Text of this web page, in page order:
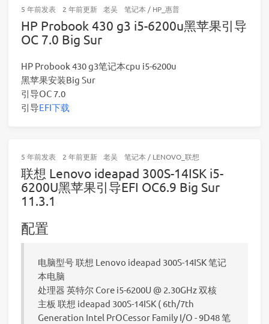
5 年前发表 2 年前更新 老吴 笔记本/ HP_惠普
HP Probook 430 g3 i5-6200u黑苹果引导
OC 7.0 Big Sur
HP Probook 430 g3笔记本cpu i5-6200u
黑苹果安装Big Sur
引导OC 7.0
引导EFI下载
5 年前发表 2 年前更新 老吴 笔记本/ LENOVO_联想
联想 Lenovo ideapad 300S-14ISK i5-
6200U黑苹果引导EFI OC6.9 Big Sur
11.3.1
配置
电脑型号 联想 Lenovo ideapad 300S-14ISK 笔记
本电脑
处理器 英特尔 Core i5-6200U @ 2.30GHz 双核
主板 联想 ideapad 300S-14ISK ( 6th/7th
Generation Intel PrOCessor Family I/O - 9D48 笔